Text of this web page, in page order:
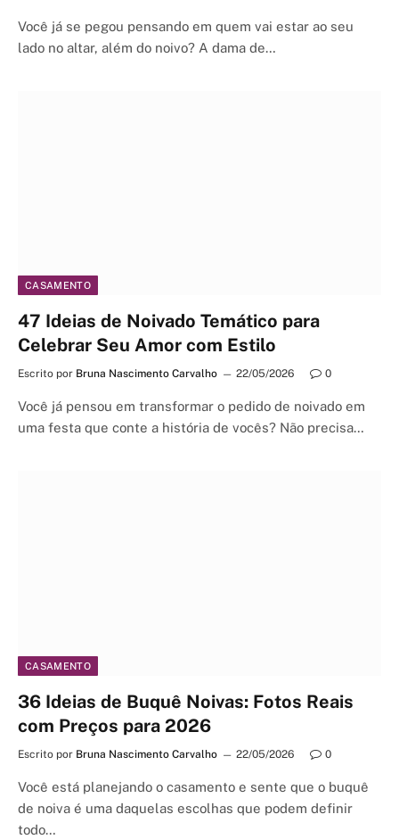
Você já se pegou pensando em quem vai estar ao seu
lado no altar, além do noivo? A dama de…
CASAMENTO
47 Ideias de Noivado Temático para
Celebrar Seu Amor com Estilo
Escrito por Bruna Nascimento Carvalho 22/05/2026 0
Você já pensou em transformar o pedido de noivado em
uma festa que conte a história de vocês? Não precisa…
CASAMENTO
36 Ideias de Buquê Noivas: Fotos Reais
com Preços para 2026
Escrito por Bruna Nascimento Carvalho 22/05/2026 0
Você está planejando o casamento e sente que o buquê
de noiva é uma daquelas escolhas que podem definir
todo…